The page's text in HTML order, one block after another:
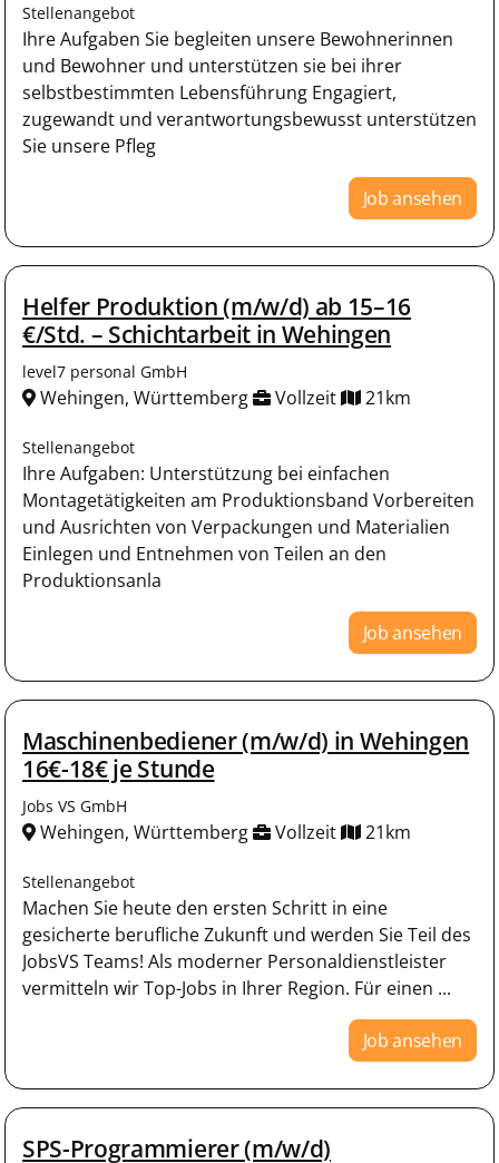
Stellenangebot
Ihre Aufgaben Sie begleiten unsere Bewohnerinnen
und Bewohner und unterstützen sie bei ihrer
selbstbestimmten Lebensführung Engagiert,
zugewandt und verantwortungsbewusst unterstützen
Sie unsere Pfleg
Job ansehen
Helfer Produktion (m/w/d) ab 15–16
€/Std. – Schichtarbeit in Wehingen
level7 personal GmbH
Wehingen, Württemberg Vollzeit 21km
Stellenangebot
Ihre Aufgaben: Unterstützung bei einfachen
Montagetätigkeiten am Produktionsband Vorbereiten
und Ausrichten von Verpackungen und Materialien
Einlegen und Entnehmen von Teilen an den
Produktionsanla
Job ansehen
Maschinenbediener (m/w/d) in Wehingen
16€-18€ je Stunde
Jobs VS GmbH
Wehingen, Württemberg Vollzeit 21km
Stellenangebot
Machen Sie heute den ersten Schritt in eine
gesicherte berufliche Zukunft und werden Sie Teil des
JobsVS Teams! Als moderner Personaldienstleister
vermitteln wir Top-Jobs in Ihrer Region. Für einen ...
Job ansehen
SPS-Programmierer (m/w/d)